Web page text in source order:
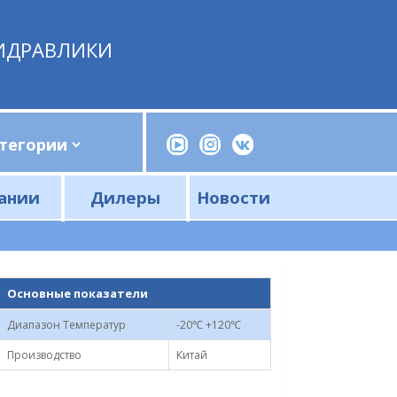
Дилеры Новости
Основные показатели
Диапазон Температур
-20℃ +120℃
Производство
Китай